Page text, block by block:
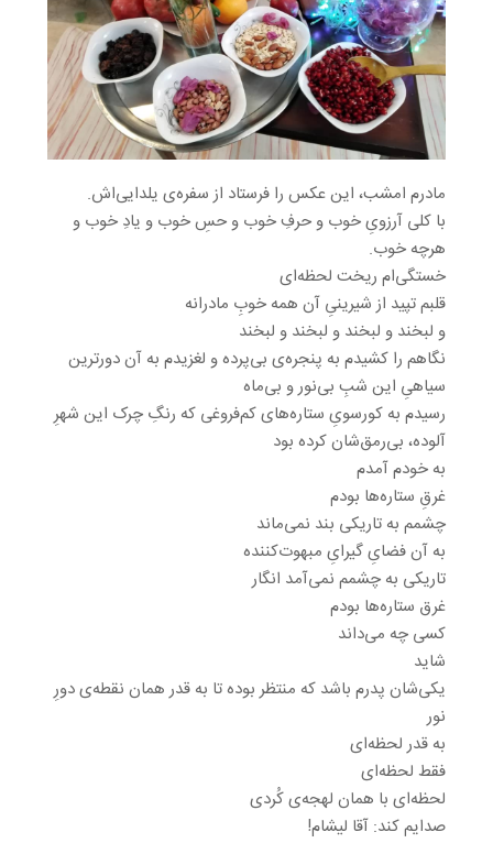
مادرم امشب، این عکس را فرستاد از سفره‌ی یلدایی‌اش.
با کلی آرزویِ خوب و حرفِ خوب و حسِ خوب و یادِ خوب و
هرچه خوب.
خستگی‌ام ریخت لحظه‌ای
قلبم تپید از شیرینیِ آن همه خوبِ مادرانه
و لبخند و لبخند و لبخند و لبخند
نگاهم را کشیدم به پنجره‌ی بی‌پرده و لغزیدم به آن دورترین
سیاهیِ این شبِ بی‌نور و بی‌ماه
رسیدم به کورسویِ ستاره‌های کم‌فروغی که رنگِ چرک این شهرِ
آلوده، بی‌رمق‌شان کرده بود
به خودم آمدم
غرقِ ستاره‌ها بودم
چشمم به تاریکی بند نمی‌ماند
به آن فضایِ گیرایِ مبهوت‌کننده
تاریکی به چشمم نمی‌آمد انگار
غرق ستاره‌ها بودم
کسی چه می‌داند
شاید
یکی‌شان پدرم باشد که منتظر بوده تا به قدر همان نقطه‌ی دورِ
نور
به قدر لحظه‌ای
فقط لحظه‌ای
لحظه‌ای با همان لهجه‌ی کُردی
صدایم کند: آقا لیشام!